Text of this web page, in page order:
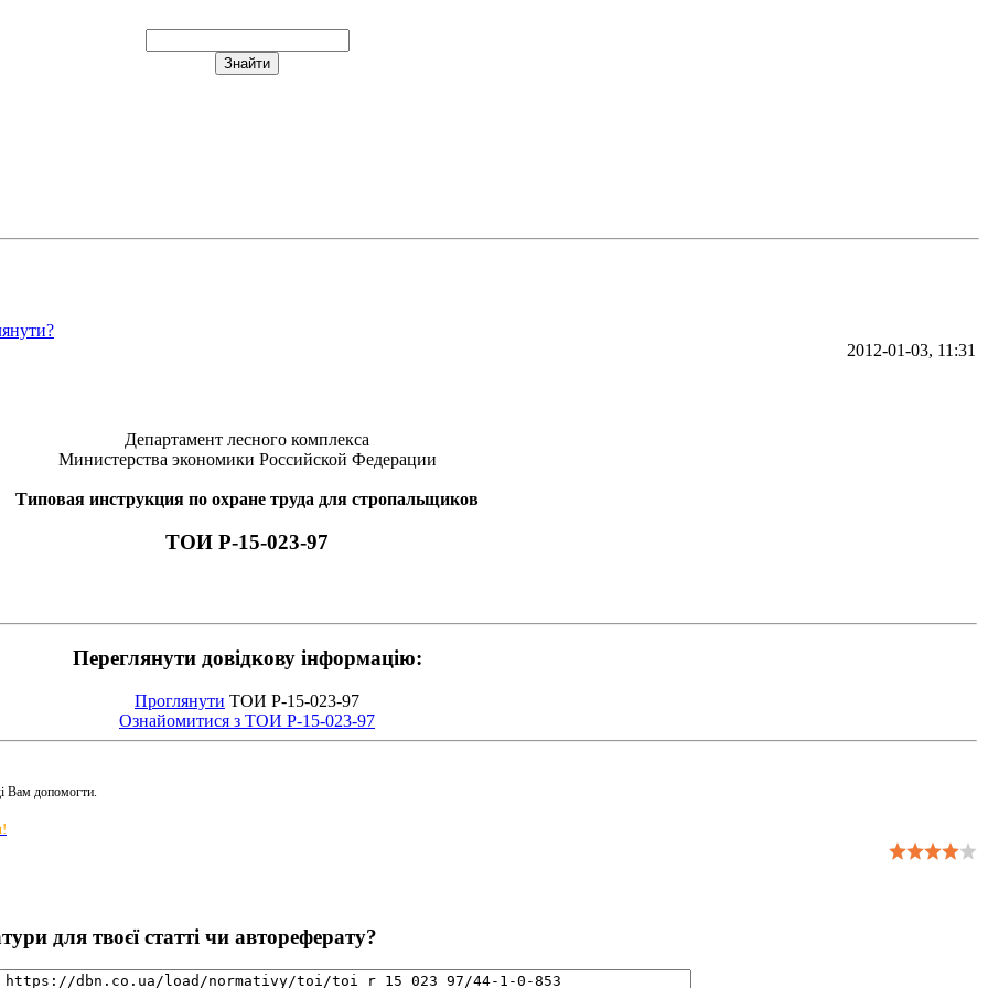
2012-01-03, 11:31
Департамент лесного комплекса
Министерства экономики Российской Федерации
Типовая инструкция по охране труда для стропальщиков
ТОИ Р-15-023-97
Переглянути довідкову інформацію:
Проглянути ТОИ Р-15-023-97
Ознайомитися з ТОИ Р-15-023-97
Вам допомогти.
для твоєї статті чи автореферату?